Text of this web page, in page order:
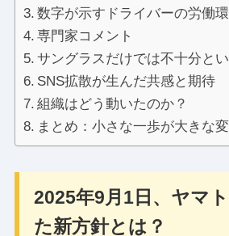
数字が示すドライバーの労働
専門家コメント
サングラスだけでは不十分と
SNS拡散が生んだ共感と期待
組織はどう動いたのか？
まとめ：小さな一歩が大きな
2025年9月1日、ヤマ
た新方針とは？